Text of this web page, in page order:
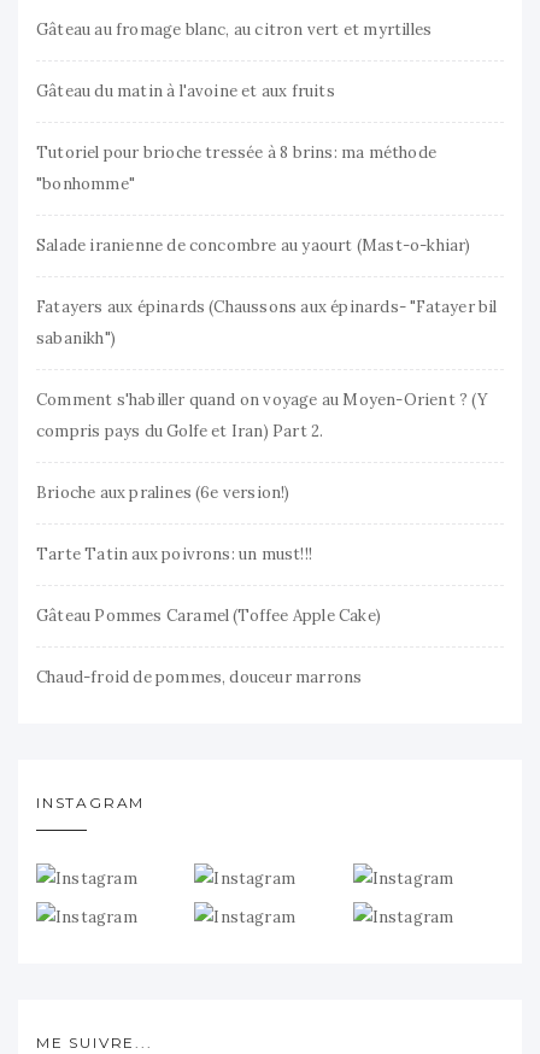
Gâteau au fromage blanc, au citron vert et myrtilles
Gâteau du matin à l'avoine et aux fruits
Tutoriel pour brioche tressée à 8 brins: ma méthode
"bonhomme"
Salade iranienne de concombre au yaourt (Mast-o-khiar)
Fatayers aux épinards (Chaussons aux épinards- "Fatayer bil
sabanikh")
Comment s'habiller quand on voyage au Moyen-Orient ? (Y
compris pays du Golfe et Iran) Part 2.
Brioche aux pralines (6e version!)
Tarte Tatin aux poivrons: un must!!!
Gâteau Pommes Caramel (Toffee Apple Cake)
Chaud-froid de pommes, douceur marrons
INSTAGRAM
ME SUIVRE...